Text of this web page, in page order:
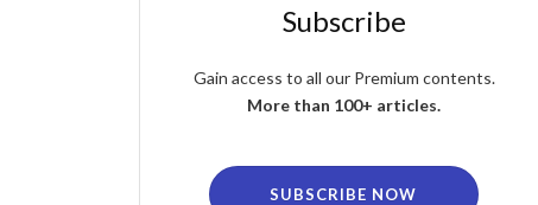
Subscribe
Gain access to all our Premium contents.
More than 100+ articles.
SUBSCRIBE NOW